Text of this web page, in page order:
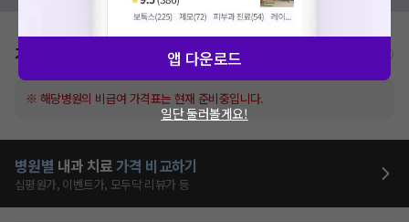
가격표
※ 해당병원의 비급여 가격표는 현재 준비중입니다.
병원별 내과 치료가격 비교하기
심평원가, 이벤트가, 모두닥 리뷰가 등
앱 다운로드
일단 둘러볼게요!